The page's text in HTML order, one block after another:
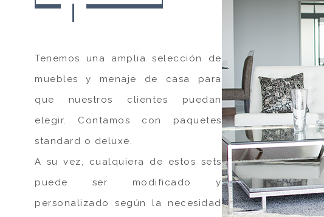
Tenemos una amplia selección de
muebles y menaje de casa para
que nuestros clientes puedan
elegir. Contamos con paquetes
standard o deluxe.
A su vez, cualquiera de estos sets
puede ser modificado y
personalizado según la necesidad